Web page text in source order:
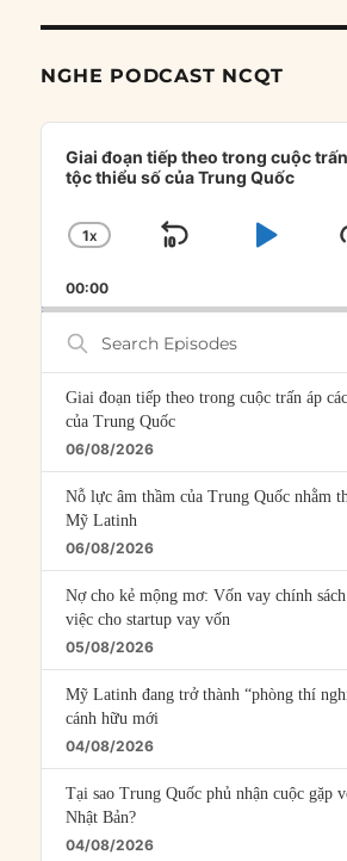
NGHE PODCAST NCQT
Audio
Player
Giai đoạn tiếp theo trong cuộc
tộc thiểu số của Trung Quốc
CHANGE
RATE
1X
SKIP
00:00
Search
Episodes
Giai đoạn tiếp theo trong cuộc trấn áp
của Trung Quốc
06/08/2026
Nỗ lực âm thầm của Trung Quốc nhằm
Mỹ Latinh
06/08/2026
Nợ cho kẻ mộng mơ: Vốn vay chính
việc cho startup vay vốn
05/08/2026
Mỹ Latinh đang trở thành “phòng thí
cánh hữu mới
04/08/2026
Tại sao Trung Quốc phủ nhận cuộc gặp
Nhật Bản?
04/08/2026